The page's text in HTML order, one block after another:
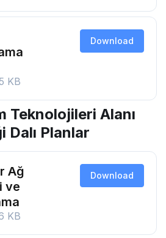
KB
Download
Teknolojileri Alanı
Dalı Planlar
Ağ
ve
KB
Download